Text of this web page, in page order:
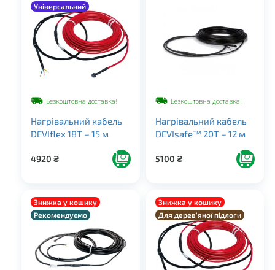
Універсальний
Безкоштовна доставка!
Нагрівальний кабель
DEVIflex 18T – 15 м
4920 ₴
Безкоштовна доставка!
Нагрівальний кабель
DEVIsafe™ 20T – 12 м
5100 ₴
Знижка у кошику
Рекомендуємо
Знижка у кошику
Для дерев’яної підлоги